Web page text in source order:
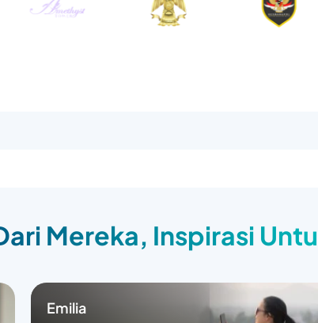
Mereka, Inspirasi
Emilia